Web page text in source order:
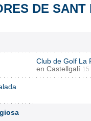
DE SANT
Club de Golf La
en Castellgalí 15